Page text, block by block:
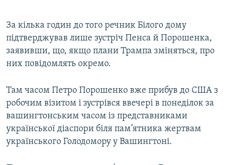
За кілька годин до того речник Білого дому
підтверджував лише зустріч Пенса й Порошенка,
заявивши, що, якщо плани Трампа зміняться, про
них повідомлять окремо.
Там часом Петро Порошенко вже прибув до США з
робочим візитом і зустрівся ввечері в понеділок за
вашингтонським часом із представниками
української діаспори біля пам’ятника жертвам
українського Голодомору у Вашингтоні.